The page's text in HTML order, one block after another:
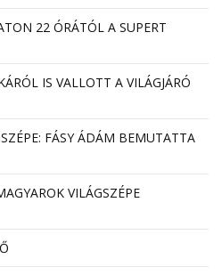
22 ÓRÁTÓL A SUPERT
IS VALLOTT A VILÁGJÁRÓ
FÁSY ÁDÁM BEMUTATTA
VILÁGSZÉPE